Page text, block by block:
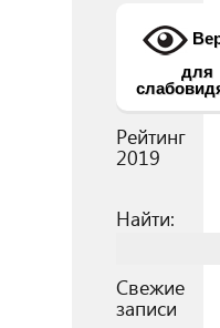
для
Рейтинг
2019
Найти:
Свежие
записи